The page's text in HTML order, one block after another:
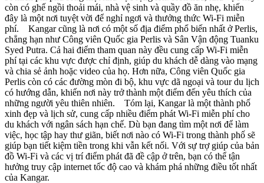
còn có ghế ngồi thoải mái, nhà vệ sinh và quầy đồ ăn nhẹ, khiến
đây là một nơi tuyệt vời để nghỉ ngơi và thưởng thức Wi-Fi miễn
phí. Kangar cũng là nơi có một số địa điểm phổ biến nhất ở Perlis,
chẳng hạn như Công viên Quốc gia Perlis và Sân Vận động Tuanku
Syed Putra. Cả hai điểm tham quan này đều cung cấp Wi-Fi miễn
phí tại các khu vực được chỉ định, giúp du khách dễ dàng vào mạng
và chia sẻ ảnh hoặc video của họ. Hơn nữa, Công viên Quốc gia
Perlis còn có các đường mòn đi bộ, khu vực dã ngoại và tour du lịch
có hướng dẫn, khiến nơi này trở thành một điểm đến yêu thích của
những người yêu thiên nhiên. Tóm lại, Kangar là một thành phố
xinh đẹp và lịch sử, cung cấp nhiều điểm phát Wi-Fi miễn phí cho
du khách với ngân sách hạn chế. Dù bạn đang tìm một nơi để làm
việc, học tập hay thư giãn, biết nơi nào có Wi-Fi trong thành phố sẽ
giúp bạn tiết kiệm tiền trong khi vẫn kết nối. Với sự trợ giúp của bản
đồ Wi-Fi và các vị trí điểm phát đã đề cập ở trên, bạn có thể tận
hưởng truy cập internet tốc độ cao và khám phá những điều tốt nhất
của Kangar.